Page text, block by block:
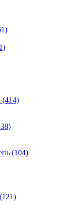
(414)
(104)